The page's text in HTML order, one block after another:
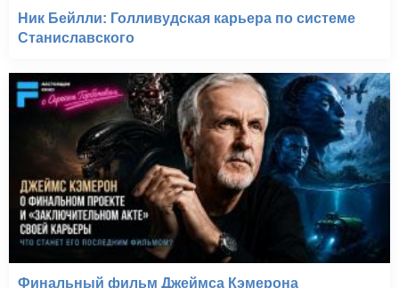
Ник Бейлли: Голливудская карьера по системе
Станиславского
Финальный фильм Джеймса Кэмерона